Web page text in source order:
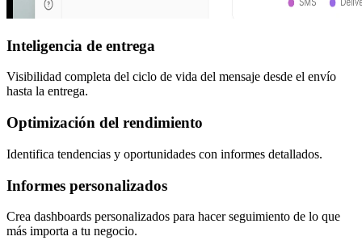
Inteligencia de entrega
Visibilidad completa del ciclo de vida del mensaje desde el envío
hasta la entrega.
Optimización del rendimiento
Identifica tendencias y oportunidades con informes detallados.
Informes personalizados
Crea dashboards personalizados para hacer seguimiento de lo que
más importa a tu negocio.